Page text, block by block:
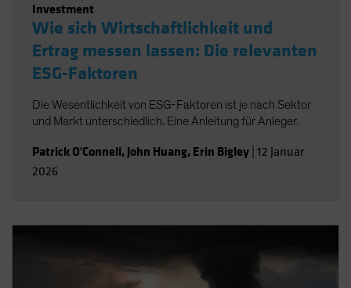
Investment
Wie sich Wirtschaftlichkeit und
Ertrag messen lassen: Die relevanten
ESG-Faktoren
Die Wesentlichkeit von ESG-Faktoren ist je nach Sektor
und Markt unterschiedlich. Eine Anleitung für Anleger.
Patrick O'Connell, John Huang, Erin Bigley 12 Januar
2026